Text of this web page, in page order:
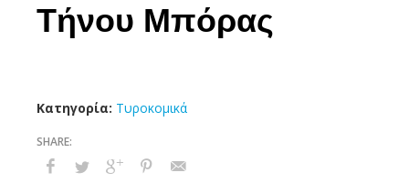
Τήνου Μπόρας
Κατηγορία: Τυροκομικά